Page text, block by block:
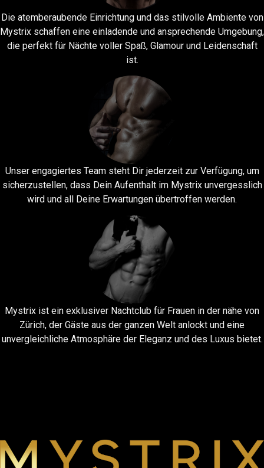
Die atemberaubende Einrichtung und das stilvolle Ambiente von
Mystrix schaffen eine einladende und ansprechende Umgebung,
die perfekt für Nächte voller Spaß, Glamour und Leidenschaft
ist.
Unser engagiertes Team steht Dir jederzeit zur Verfügung, um
sicherzustellen, dass Dein Aufenthalt im Mystrix unvergesslich
wird und all Deine Erwartungen übertroffen werden.
Mystrix ist ein exklusiver Nachtclub für Frauen in der nähe von
Zürich, der Gäste aus der ganzen Welt anlockt und eine
unvergleichliche Atmosphäre der Eleganz und des Luxus bietet.